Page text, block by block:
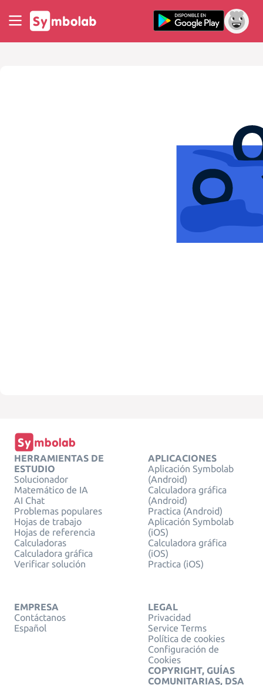
HERRAMIENTAS DE
ESTUDIO
Solucionador
Matemático de IA
AI Chat
Problemas populares
Hojas de trabajo
Hojas de referencia
Calculadoras
Calculadora gráfica
Verificar solución
APLICACIONES
Aplicación Symbolab
(Android)
Calculadora gráfica
(Android)
Practica (Android)
Aplicación Symbolab
(iOS)
Calculadora gráfica
(iOS)
Practica (iOS)
EMPRESA
Contáctanos
Español
LEGAL
Privacidad
Service Terms
Política de cookies
Configuración de
Cookies
COPYRIGHT, GUÍAS
COMUNITARIAS, DSA